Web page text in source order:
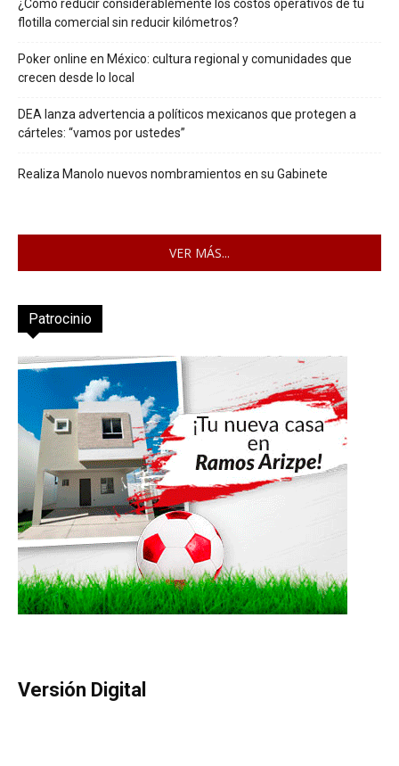
¿Cómo reducir considerablemente los costos operativos de tu
flotilla comercial sin reducir kilómetros?
Poker online en México: cultura regional y comunidades que
crecen desde lo local
DEA lanza advertencia a políticos mexicanos que protegen a
cárteles: “vamos por ustedes”
Realiza Manolo nuevos nombramientos en su Gabinete
VER MÁS...
Patrocinio
Versión Digital